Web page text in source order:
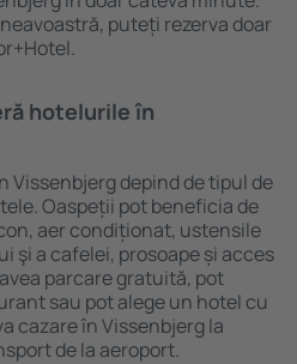
puteți rezerva doar
hotelurile în
depind de tipul de
Oaspeții pot beneficia de
aer condiționat, ustensile
şi a cafelei, prosoape și acces
parcare gratuită, pot
sau pot alege un hotel cu
cazare în Vissenbjerg la
de la aeroport.